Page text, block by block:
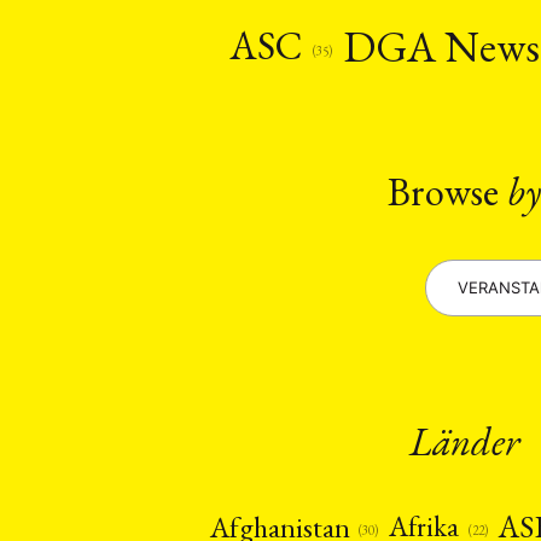
Stipendium (53)
ASC
(35) DGA News
Browse by
Länder
Afghanistan (30) Afrika (22)